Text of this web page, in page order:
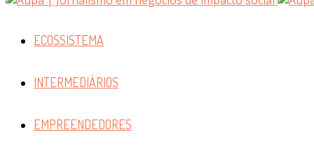
ECOSSISTEMA
INTERMEDIÁRIOS
EMPREENDEDORES